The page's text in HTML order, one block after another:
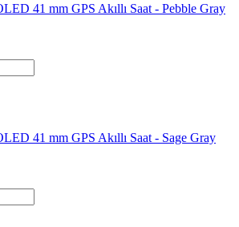
41 mm GPS Akıllı Saat - Pebble Gray
41 mm GPS Akıllı Saat - Sage Gray